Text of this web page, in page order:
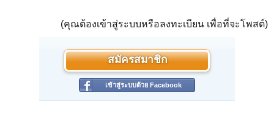
(คุณต้องเข้าสู่ระบบหรือลงทะเบียน เพื่อที่จะโพสต์)
สมัครสมาชิก
เข้าสู่ระบบด้วย Facebook